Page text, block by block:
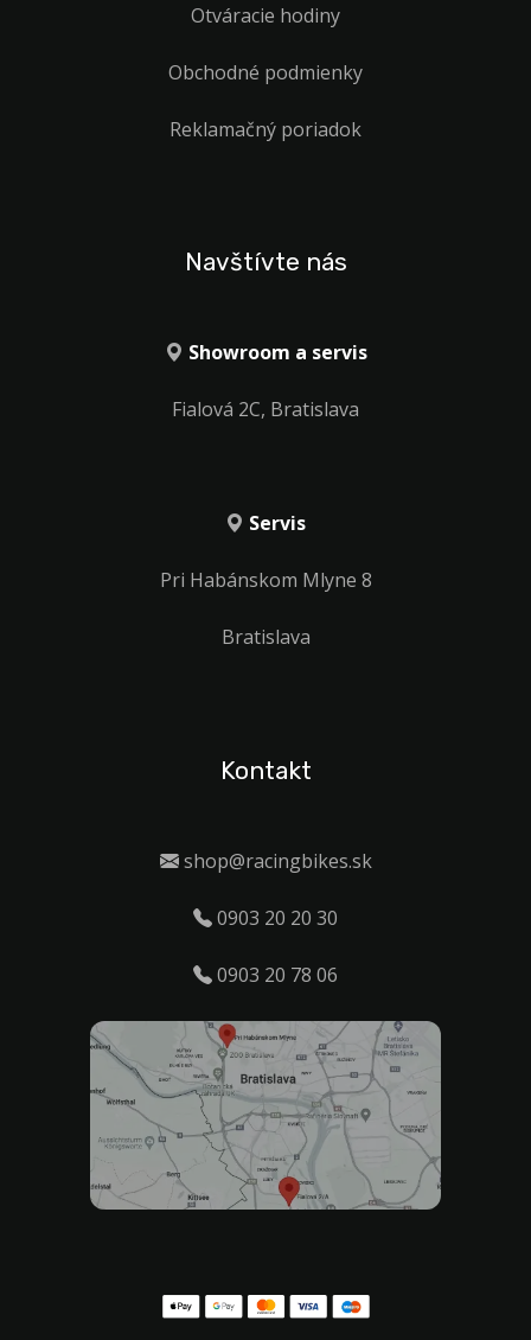
Otváracie hodiny
Obchodné podmienky
Reklamačný poriadok
Navštívte nás
Showroom a servis
Fialová 2C, Bratislava
Servis
Pri Habánskom Mlyne 8
Bratislava
Kontakt
shop@racingbikes.sk
0903 20 20 30
0903 20 78 06